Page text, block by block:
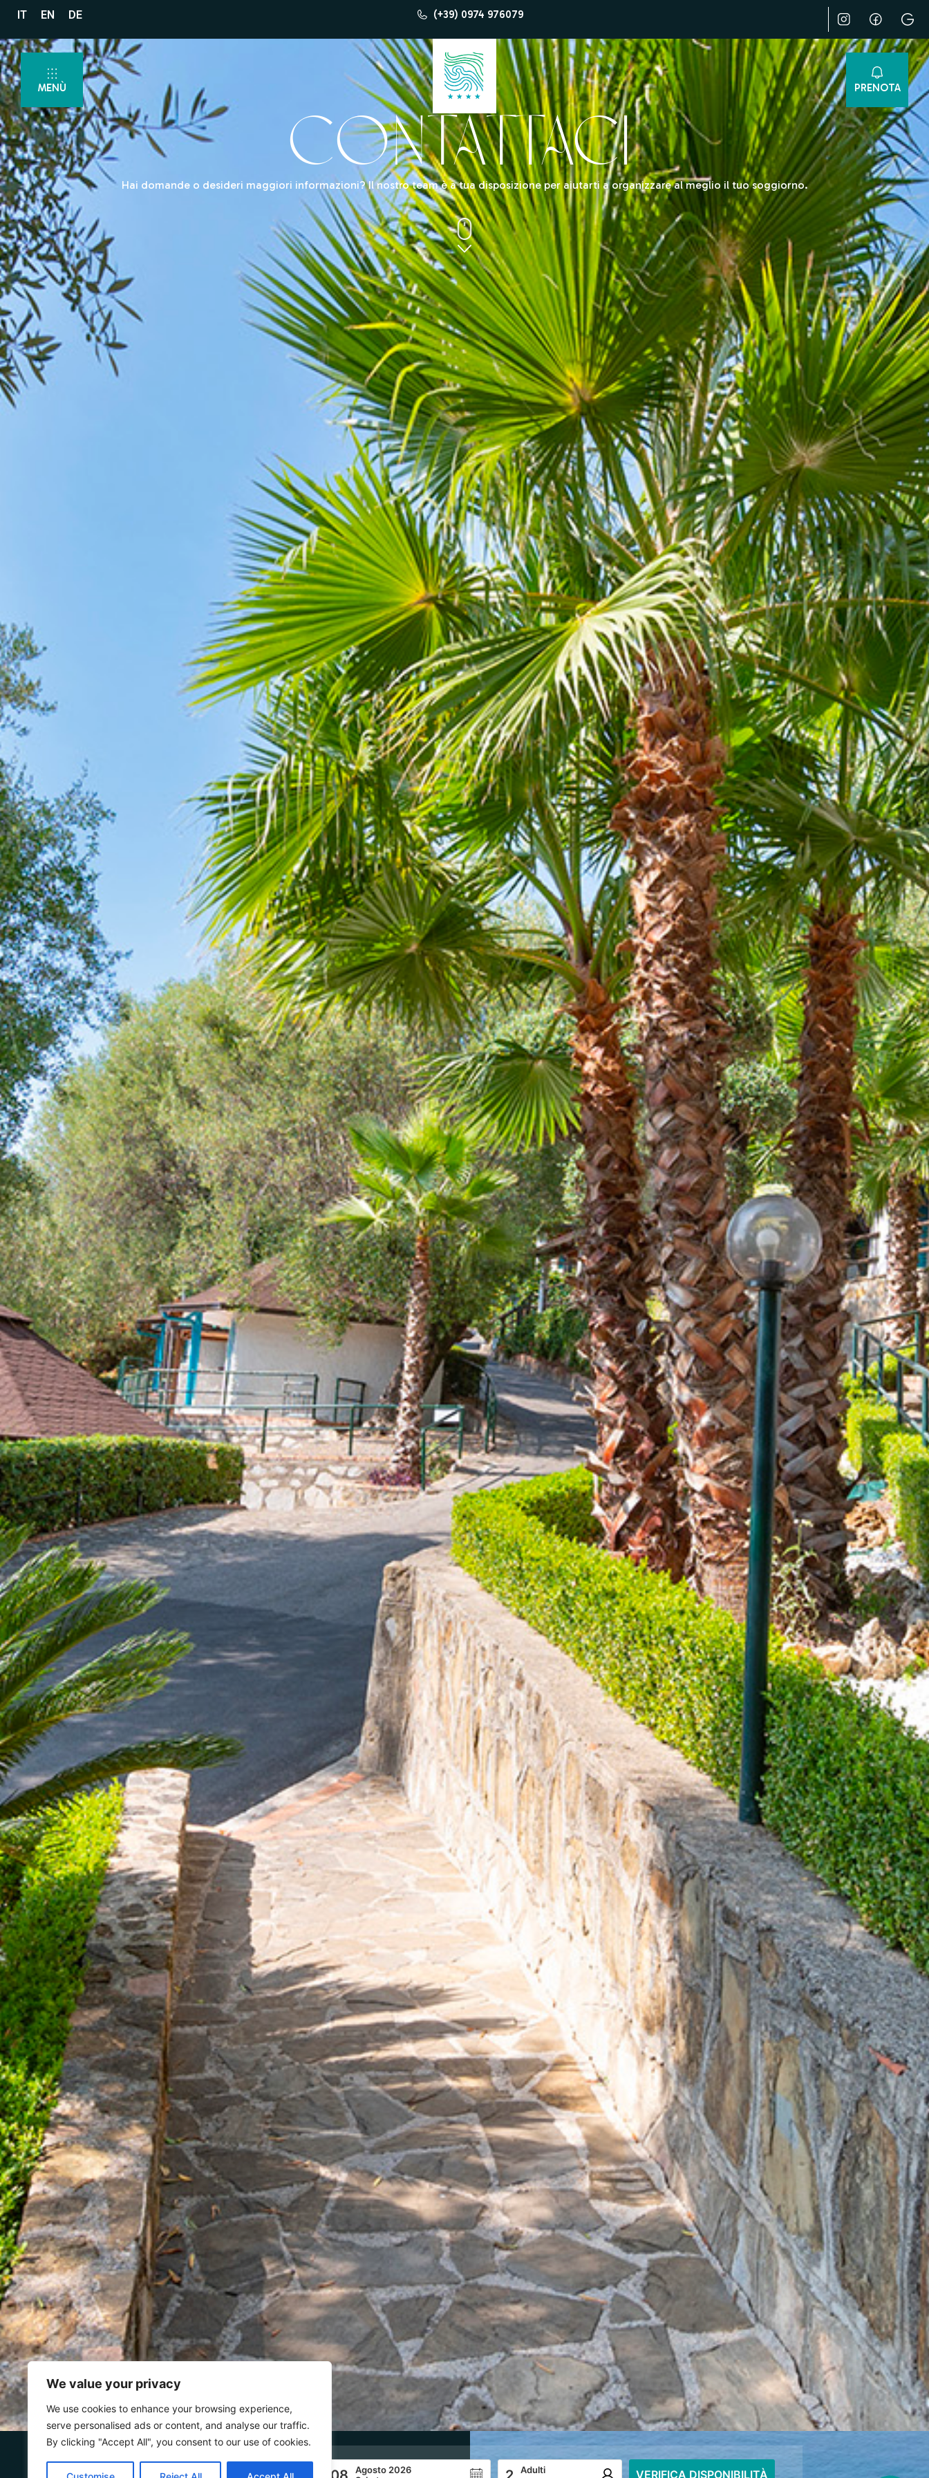
We value your privacy
We use cookies to enhance your browsing experience,
serve personalised ads or content, and analyse our traffic.
By clicking "Accept All", you consent to our use of cookies.
IT EN DE (+39) 0974 976079
MENÙ PRENOTA
Agosto 2026
Adulti VERIFICA DISPONIBILITÀ
CONTATTACI
Hai domande o desideri maggiori informazioni? Il nostro team è a tua disposizione per aiutarti a organizzare al meglio il tuo soggiorno.